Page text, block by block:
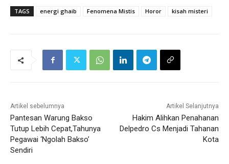
TAGS energi ghaib Fenomena Mistis Horor kisah misteri
Artikel sebelumnya
Pantesan Warung Bakso
Tutup Lebih Cepat,Tahunya
Pegawai ‘Ngolah Bakso’
Sendiri
Artikel Selanjutnya
Hakim Alihkan Penahanan
Delpedro Cs Menjadi Tahanan
Kota